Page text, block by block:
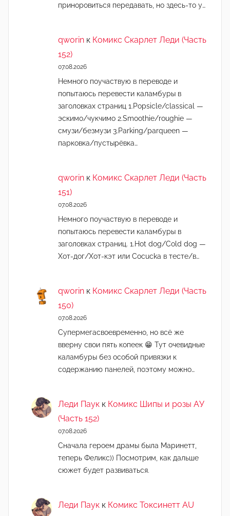
приноровиться передавать, но здесь-то у…
qworin к Комикс Скарлет Леди (Часть
152)
07.08.2026
Немного поучаствую в переводе и
попытаюсь перевести каламбуры в
заголовках страниц 1.Popsicle/classical —
эскимо/чукчимо 2.Smoothie/roughie —
смузи/безмузи 3.Parking/parqueen —
парковка/пустырёвка…
qworin к Комикс Скарлет Леди (Часть
151)
07.08.2026
Немного поучаствую в переводе и
попытаюсь перевести каламбуры в
заголовках страниц. 1.Hot dog/Cold dog —
Хот-дог/Хот-кэт или Cocucka в тесте/в…
qworin к Комикс Скарлет Леди (Часть
150)
07.08.2026
Супермегасвоевременно, но всё же
вверну свои пять копеек 😁 Тут очевидные
каламбуры без особой привязки к
содержанию панелей, поэтому можно…
Леди Паук к Комикс Шипы и розы АУ
(Часть 152)
07.08.2026
Сначала героем драмы была Маринетт,
теперь Феликс)) Посмотрим, как дальше
сюжет будет развиваться.
Леди Паук к Комикс Токсинетт AU